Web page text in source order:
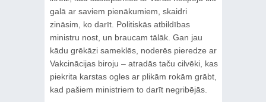
galā ar saviem pienākumiem, skaidri
zināsim, ko darīt. Politiskās atbildības
ministru nost, un braucam tālāk. Gan jau
kādu grēkāzi sameklēs, noderēs pieredze ar
Vakcinācijas biroju – atradās taču cilvēki, kas
piekrita karstas ogles ar plikām rokām grābt,
kad pašiem ministriem to darīt negribējās.